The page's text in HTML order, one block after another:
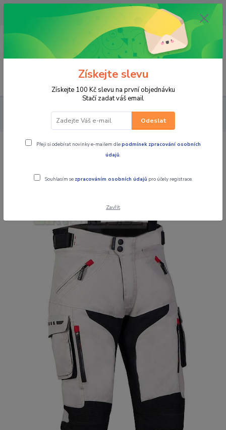
OPAVA 733537099/HLUČÍN
734541648/OLOMOUC 734593593
0,00 CZK
PRO JEZDCE KALHOTY PÁNSKÉ TEXTILNÍ
MBW Pánské
textilní moto kalhoty Felix
MBW Pánské textilní moto kalhoty
Získejte slevu
Získejte 100 Kč slevu na první objednávku
Stačí zadat váš email
Odeslat
Přeji si odebírat novinky e-mailem dlepodmínek zpracování osobních
údajů.
Souhlasím se zpracováním osobních údajů pro účely registrace.
Zavřít